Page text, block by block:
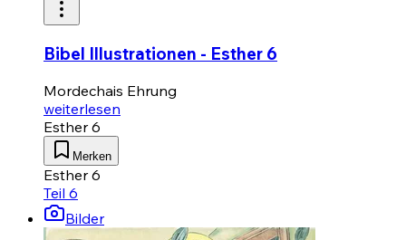
Bibel Illustrationen - Esther 6
Mordechais Ehrung
weiterlesen
Esther 6
Merken
Esther 6
Teil 6
Bilder